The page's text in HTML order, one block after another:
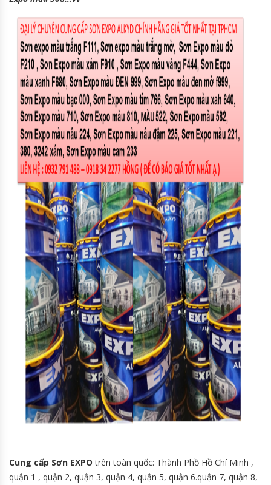
Cung cấp Sơn EXPOtrên toàn quốc: Thành Phồ Hồ Chí Minh ,
quận 1 , quận 2, quận 3, quận 4, quận 5, quận 6.quận 7, quận 8,